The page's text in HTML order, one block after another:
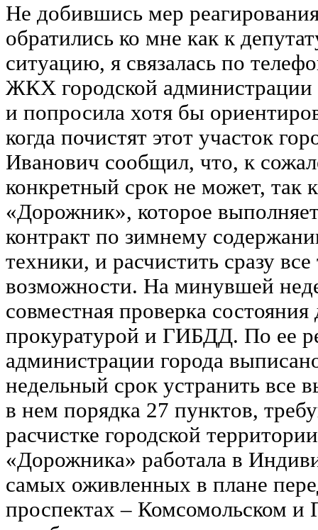
Не добившись мер
обратились ко мне как к
ситуацию, я связалась по
ЖКХ городской администрации
и попросила хотя бы
когда почистят этот участок
Иванович сообщил, что, к
конкретный срок не может,
«Дорожник», которое
контракт по зимнему
техники, и расчистить сразу
возможности. На минувшей
совместная проверка
прокуратурой и ГИБДД. По ее
администрации города
недельный срок устранить все
в нем порядка 27 пунктов,
расчистке городской
«Дорожника» работала в
самых оживленных в плане
проспектах – Комсомольском и